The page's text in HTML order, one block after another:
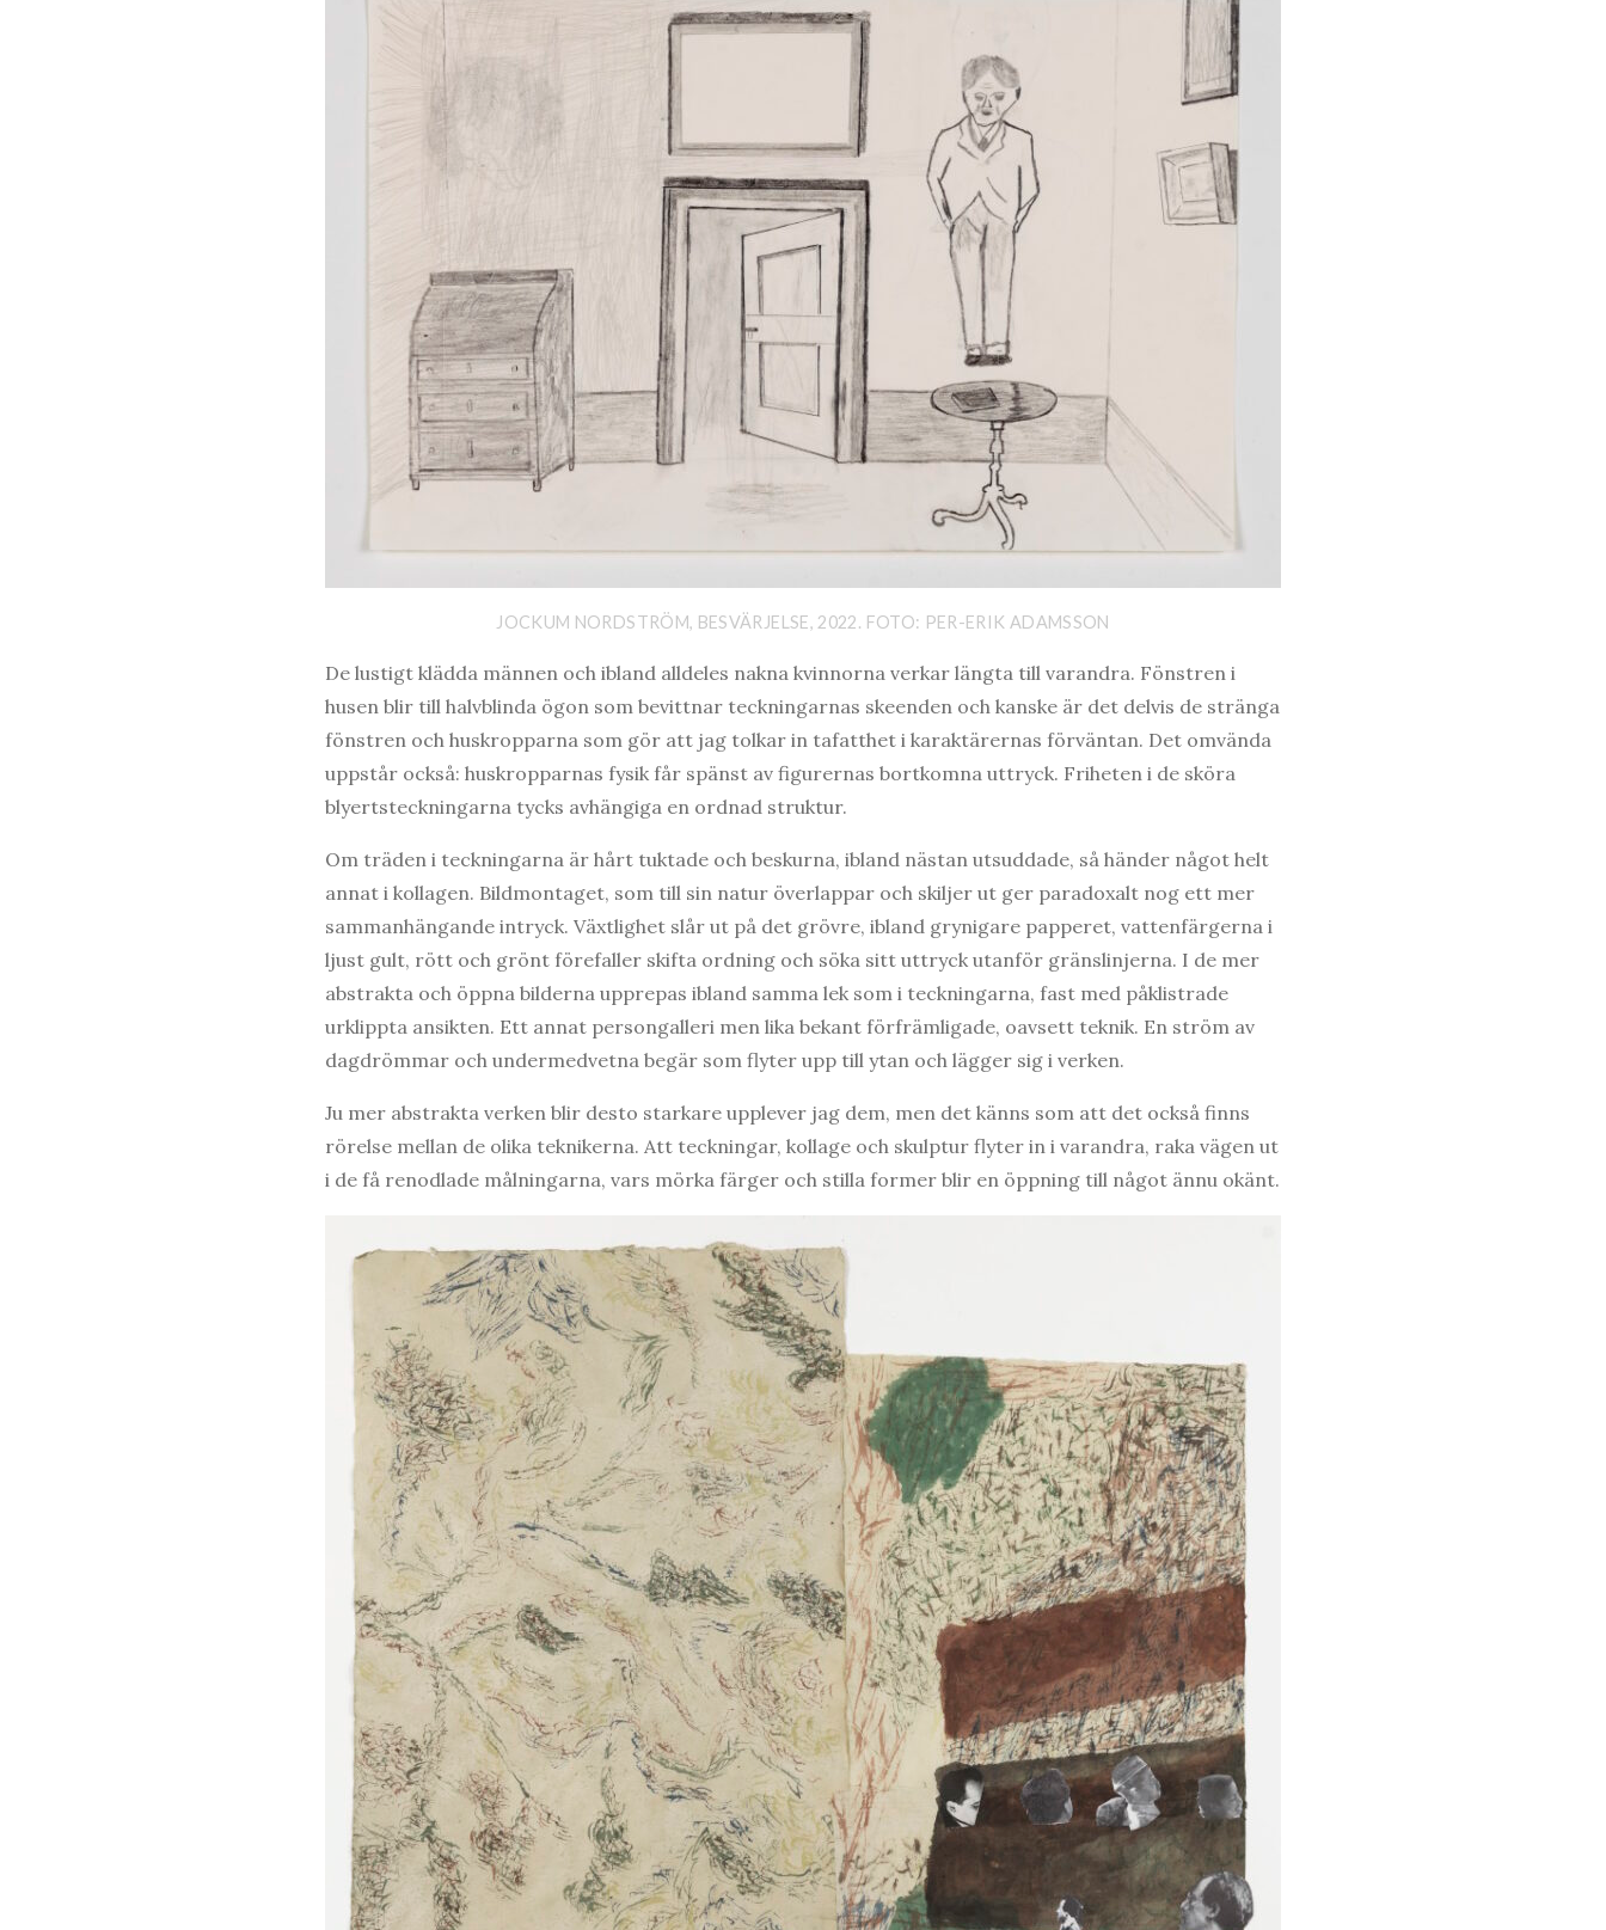
JOCKUM NORDSTRÖM, BESVÄRJELSE, 2022. FOTO: PER-ERIK ADAMSSON
De lustigt klädda männen och ibland alldeles nakna kvinnorna verkar längta till varandra. Fönstren i
husen blir till halvblinda ögon som bevittnar teckningarnas skeenden och kanske är det delvis de stränga
fönstren och huskropparna som gör att jag tolkar in tafatthet i karaktärernas förväntan. Det omvända
uppstår också: huskropparnas fysik får spänst av figurernas bortkomna uttryck. Friheten i de sköra
blyertsteckningarna tycks avhängiga en ordnad struktur.
Om träden i teckningarna är hårt tuktade och beskurna, ibland nästan utsuddade, så händer något helt
annat i kollagen. Bildmontaget, som till sin natur överlappar och skiljer ut ger paradoxalt nog ett mer
sammanhängande intryck. Växtlighet slår ut på det grövre, ibland grynigare papperet, vattenfärgerna i
ljust gult, rött och grönt förefaller skifta ordning och söka sitt uttryck utanför gränslinjerna. I de mer
abstrakta och öppna bilderna upprepas ibland samma lek som i teckningarna, fast med påklistrade
urklippta ansikten. Ett annat persongalleri men lika bekant förfrämligade, oavsett teknik. En ström av
dagdrömmar och undermedvetna begär som flyter upp till ytan och lägger sig i verken.
Ju mer abstrakta verken blir desto starkare upplever jag dem, men det känns som att det också finns
rörelse mellan de olika teknikerna. Att teckningar, kollage och skulptur flyter in i varandra, raka vägen ut
i de få renodlade målningarna, vars mörka färger och stilla former blir en öppning till något ännu okänt.